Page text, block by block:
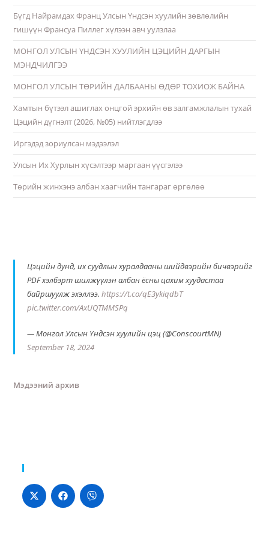
Бүгд Найрамдах Франц Улсын Үндсэн хуулийн зөвлөлийн
гишүүн Франсуа Пиллег хүлээн авч уулзлаа
МОНГОЛ УЛСЫН ҮНДСЭН ХУУЛИЙН ЦЭЦИЙН ДАРГЫН
МЭНДЧИЛГЭЭ
МОНГОЛ УЛСЫН ТӨРИЙН ДАЛБААНЫ ӨДӨР ТОХИОЖ БАЙНА
Хамтын бүтээл ашиглах онцгой эрхийн өв залгамжлалын тухай
Цэцийн дүгнэлт (2026, №05) нийтлэгдлээ
Иргэдэд зориулсан мэдээлэл
Улсын Их Хурлын хүсэлтээр маргаан үүсгэлээ
Төрийн жинхэнэ албан хаагчийн тангараг өргөлөө
Цэцийн дунд, их суудлын хуралдааны шийдвэрийн бичвэрийг
PDF хэлбэрт шилжүүлэн албан ёсны цахим хуудастаа
байршуулж эхэллээ.https://t.co/qE3ykiqdbT
pic.twitter.com/AxUQTMMSPq
— Монгол Улсын Үндсэн хуулийн цэц (@ConscourtMN)
September 18, 2024
Мэдээний архив